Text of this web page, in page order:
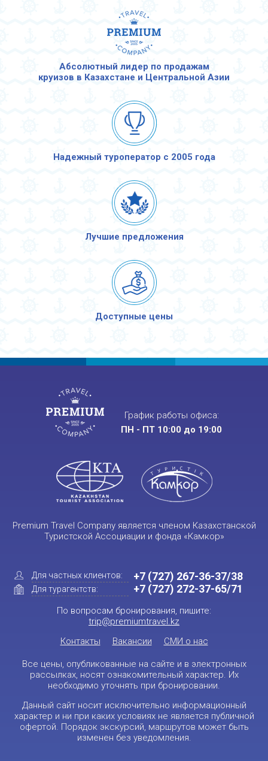
Абсолютный лидер по продажам
круизов в Казахстане и Центральной Азии
Надежный туроператор с 2005 года
Лучшие предложения
Доступные цены
График работы офиса:
ПН - ПТ 10:00 до 19:00
Premium Travel Company является членом Казахстанской
Туристской Ассоциации и фонда «Камкор»
Для частных клиентов:
Для турагентств:
+7 (727) 267-36-37/38
+7 (727) 272-37-65/71
По вопросам бронирования, пишите:
trip@premiumtravel.kz
Контакты
Вакансии СМИ о нас
Все цены, опубликованные на сайте и в электронных
рассылках, носят ознакомительный характер. Их
необходимо уточнять при бронировании.
Данный сайт носит исключительно информационный
характер и ни при каких условиях не является публичной
офертой. Порядок экскурсий, маршрутов может быть
изменен без уведомления.